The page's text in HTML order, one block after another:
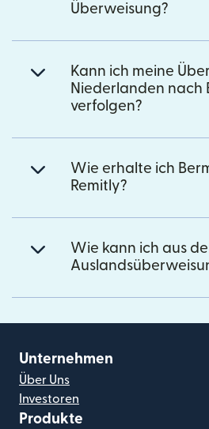
Überweisung?
Kann ich meine
Niederlanden nach
verfolgen?
Wie erhalte ich
Remitly?
Wie kann ich aus
Unternehmen
Über Uns
Investoren
Produkte